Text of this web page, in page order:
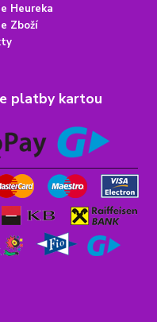
Heureka
Zboží
platby kartou